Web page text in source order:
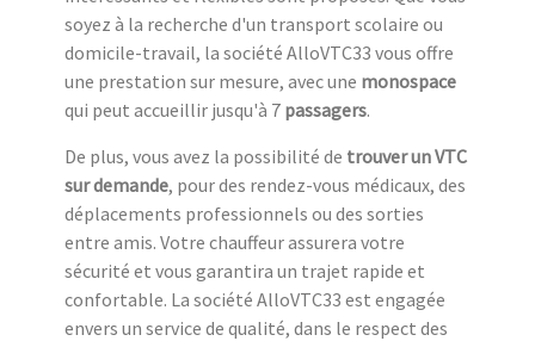
soyez à la recherche d'un transport scolaire ou
domicile-travail, la société AlloVTC33 vous offre
une prestation sur mesure, avec une monospace
qui peut accueillir jusqu'à 7 passagers.
De plus, vous avez la possibilité de trouver un VTC
sur demande, pour des rendez-vous médicaux, des
déplacements professionnels ou des sorties
entre amis. Votre chauffeur assurera votre
sécurité et vous garantira un trajet rapide et
confortable. La société AlloVTC33 est engagée
envers un service de qualité, dans le respect des